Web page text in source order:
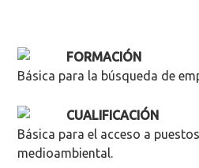
FORMACIÓN
Básica para la búsqueda de
CUALIFICACIÓN
Básica para el acceso a
medioambiental.